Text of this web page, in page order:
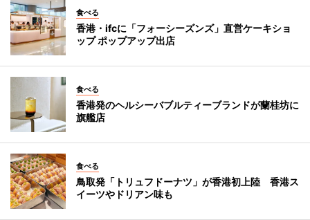
食べる
香港・ifcに「フォーシーズンズ」直営ケーキショ
ップ ポップアップ出店
食べる
香港発のヘルシーバブルティーブランドが蘭桂坊に
旗艦店
食べる
鳥取発「トリュフドーナツ」が香港初上陸 香港ス
イーツやドリアン味も